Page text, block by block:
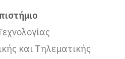
και Τηλεματικής